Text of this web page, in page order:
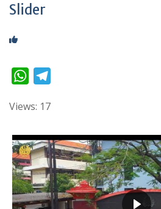
Slider
W
a
s
A
p
p
g
r
a
m
Views: 17